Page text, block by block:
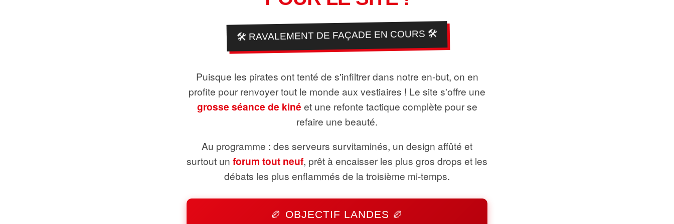
🛠️ RAVALEMENT DE FAÇADE EN COURS 🛠️
Puisque les pirates ont tenté de s'infiltrer dans notre en-but, on en
profite pour renvoyer tout le monde aux vestiaires ! Le site s'offre une
grosse séance de kiné et une refonte tactique complète pour se
refaire une beauté.
Au programme : des serveurs survitaminés, un design affûté et
surtout un forum tout neuf, prêt à encaisser les plus gros drops et les
débats les plus enflammés de la troisième mi-temps.
🏉 OBJECTIF LANDES 🏉